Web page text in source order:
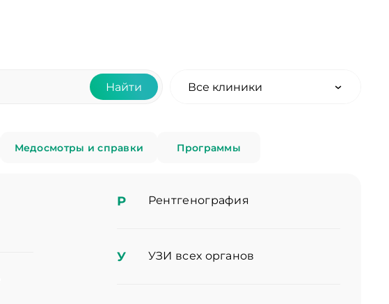
Найти Все клиники
Медосмотры и справки Программы
Р Рентгенография
У УЗИ всех органов